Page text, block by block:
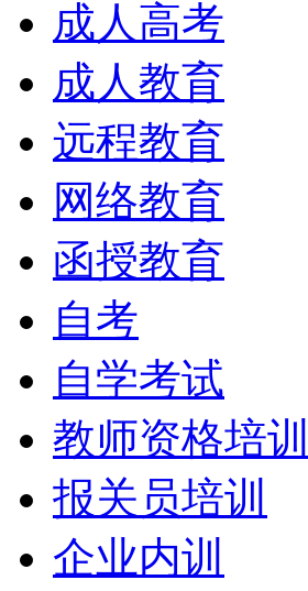
成人高考
成人教育
远程教育
网络教育
函授教育
自考
自学考试
教师资格培训
报关员培训
企业内训